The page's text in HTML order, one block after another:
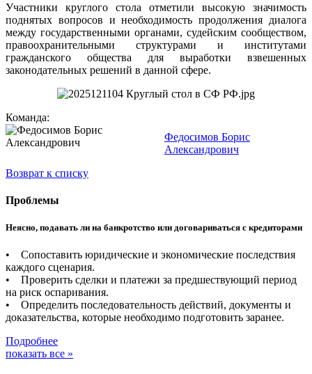
Участники круглого стола отметили высокую значимость
поднятых вопросов и необходимость продолжения диалога
между государственными органами, судейским сообществом,
правоохранительными структурами и институтами
гражданского общества для выработки взвешенных
законодательных решений в данной сфере.
Команда:
Федосимов Борис
Александрович
Возврат к списку
Проблемы
Неясно, подавать ли на банкротство или договариваться с кредиторами
• Сопоставить юридические и экономические последствия
каждого сценария.
• Проверить сделки и платежи за предшествующий период
на риск оспаривания.
• Определить последовательность действий, документы и
доказательства, которые необходимо подготовить заранее.
Подробнее
показать все »